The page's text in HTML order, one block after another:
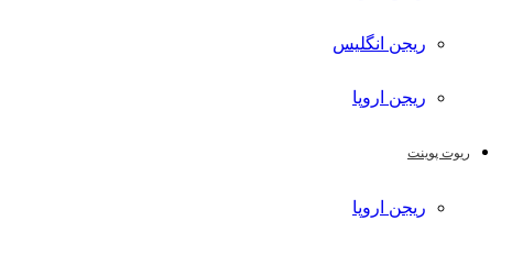
ریجن انگلیس
ریجن اروپا
ریوت پوینت
ریجن اروپا